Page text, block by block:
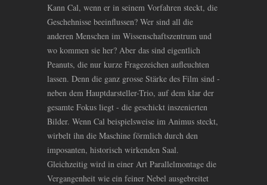
Kann Cal, wenn er in seinem Vorfahren steckt, die
Geschehnisse beeinflussen? Wer sind all die
anderen Menschen im Wissenschaftszentrum und
wo kommen sie her? Aber das sind eigentlich
Peanuts, die nur kurze Fragezeichen aufleuchten
lassen. Denn die ganz grosse Stärke des Film sind -
neben dem Hauptdarsteller-Trio, auf dem klar der
gesamte Fokus liegt - die geschickt inszenierten
Bilder. Wenn Cal beispielsweise im Animus steckt,
wirbelt ihn die Maschine förmlich durch den
imposanten, historisch wirkenden Saal.
Gleichzeitig wird in einer Art Parallelmontage die
Vergangenheit wie ein feiner Nebel ausgebreitet